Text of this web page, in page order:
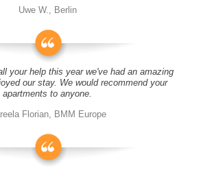
Uwe W., Berlin
your help this year we've had an amazing
our stay. We would recommend your
apartments to anyone.
Florian, BMM Europe